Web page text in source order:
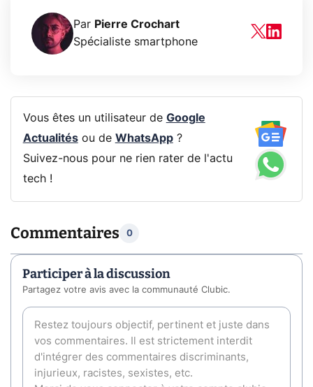
Par Pierre Crochart
Spécialiste smartphone
Vous êtes un utilisateur de Google
Actualitésou de WhatsApp?
Suivez-nous pour ne rien rater de l'actu
tech !
Commentaires 0
Participer à la discussion
Partagez votre avis avec la communauté Clubic.